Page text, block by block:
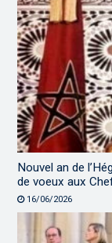
Nouvel an de
de voeux aux
16/06/2026